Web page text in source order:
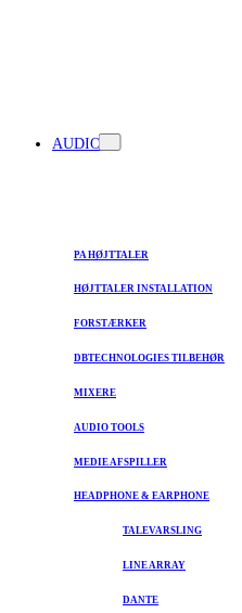
AUDIO
PA HØJTTALER
HØJTTALER INSTALLATION
FORSTÆRKER
DBTECHNOLOGIES TILBEHØR
MIXERE
AUDIO TOOLS
MEDIE AFSPILLER
HEADPHONE & EARPHONE
TALEVARSLING
LINE ARRAY
DANTE